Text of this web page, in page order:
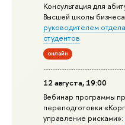
Консультация для
Высшей школы
руководителем
студентов
онлайн
12 августа, 19:00
Вебинар программы
переподготовки
управление рисками»: